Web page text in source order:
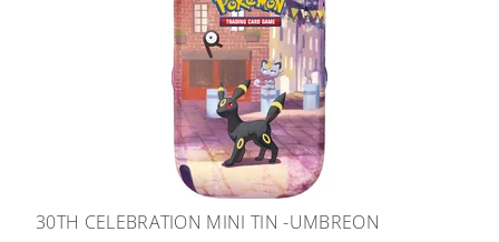
30TH CELEBRATION MINI TIN -UMBREON